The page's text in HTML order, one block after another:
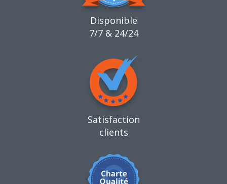
Disponible
7/7 & 24/24
Satisfaction
clients